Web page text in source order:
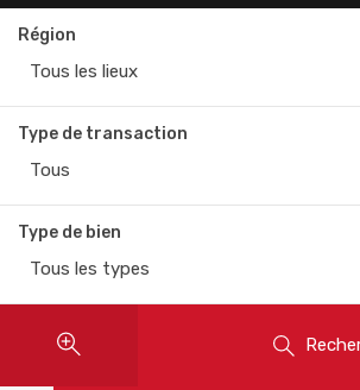
Région
Tous les lieux
Type de transaction
Tous
Type de bien
Tous les types